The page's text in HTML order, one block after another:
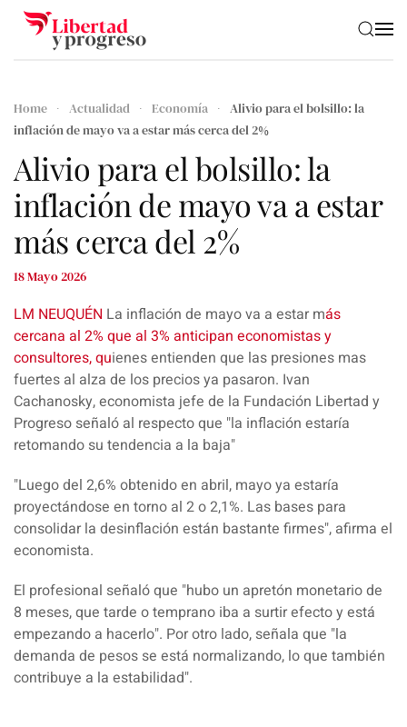
Skip to main content
Home Actualidad Economía
Alivio para el bolsillo: la
inflación de mayo va a estar más cerca del 2%
Alivio para el bolsillo: la
inflación de mayo va a estar
más cerca del 2%
18 Mayo 2026
LM NEUQUÉN La inflación de mayo va a estarmás
cercana al 2% que al 3% anticipan economistas y
consultores, quienes entienden que las presiones mas
fuertes al alza de los precios ya pasaron. Ivan
Cachanosky,economista jefe de la Fundación Libertad y
Progreso señaló al respecto que "la inflación estaría
retomando su tendencia a la baja"
"Luego del 2,6% obtenido en abril, mayo ya estaría
proyectándose en torno al 2 o 2,1%. Las bases para
consolidar la desinflación están bastante firmes", afirma el
economista.
El profesional señaló que "hubo un apretón monetario de
8 meses, que tarde o temprano iba a surtir efecto y está
empezando a hacerlo". Por otro lado, señala que "la
demanda de pesos se está normalizando, lo que también
contribuye a la estabilidad".